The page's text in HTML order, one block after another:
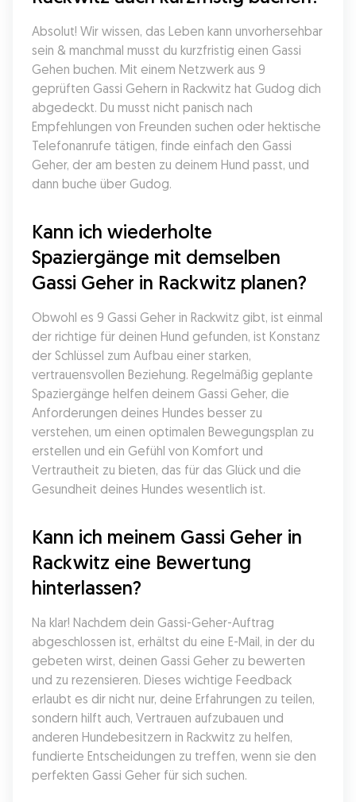
Absolut! Wir wissen, das Leben kann unvorhersehbar
sein & manchmal musst du kurzfristig einen Gassi
Gehen buchen. Mit einem Netzwerk aus 9
geprüften Gassi Gehern in Rackwitz hat Gudog dich
abgedeckt. Du musst nicht panisch nach
Empfehlungen von Freunden suchen oder hektische
Telefonanrufe tätigen, finde einfach den Gassi
Geher, der am besten zu deinem Hund passt, und
dann buche über Gudog.
Kann ich wiederholte
Spaziergänge mit demselben
Gassi Geher in Rackwitz planen?
Obwohl es 9 Gassi Geher in Rackwitz gibt, ist einmal
der richtige für deinen Hund gefunden, ist Konstanz
der Schlüssel zum Aufbau einer starken,
vertrauensvollen Beziehung. Regelmäßig geplante
Spaziergänge helfen deinem Gassi Geher, die
Anforderungen deines Hundes besser zu
verstehen, um einen optimalen Bewegungsplan zu
erstellen und ein Gefühl von Komfort und
Vertrautheit zu bieten, das für das Glück und die
Gesundheit deines Hundes wesentlich ist.
Kann ich meinem Gassi Geher in
Rackwitz eine Bewertung
hinterlassen?
Na klar! Nachdem dein Gassi-Geher-Auftrag
abgeschlossen ist, erhältst du eine E-Mail, in der du
gebeten wirst, deinen Gassi Geher zu bewerten
und zu rezensieren. Dieses wichtige Feedback
erlaubt es dir nicht nur, deine Erfahrungen zu teilen,
sondern hilft auch, Vertrauen aufzubauen und
anderen Hundebesitzern in Rackwitz zu helfen,
fundierte Entscheidungen zu treffen, wenn sie den
perfekten Gassi Geher für sich suchen.